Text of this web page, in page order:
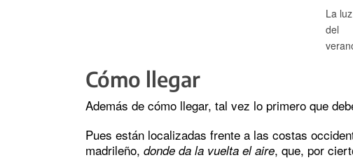
La luz
del
Cómo llegar
Además de cómo llegar, tal vez lo primero que
Pues están localizadas frente a las costas
madrileño, donde da la vuelta el aire, que, por